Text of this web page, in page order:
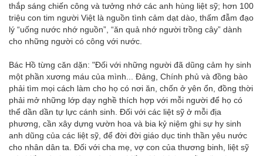
thắp sáng chiến công và tưởng nhớ các anh hùng liệt sỹ; hơn 100
triệu con tim người Việt là nguồn tình cảm dạt dào, thấm đẫm đạo
lý “uống nước nhớ nguồn”, “ăn quả nhớ người trồng cây” dành
cho những người có công với nước.
Bác Hồ từng căn dặn: "Đối với những người đã dũng cảm hy sinh
một phần xương máu của mình... Đảng, Chính phủ và đồng bào
phải tìm mọi cách làm cho họ có nơi ăn, chốn ở yên ổn, đồng thời
phải mở những lớp dạy nghề thích hợp với mỗi người để họ có
thể dần dần tự lực cánh sinh. Đối với các liệt sỹ ở mỗi địa
phương, cần xây dựng vườn hoa và bia kỷ niệm ghi sự hy sinh
anh dũng của các liệt sỹ, để đời đời giáo dục tinh thần yêu nước
cho nhân dân ta. Đối với cha mẹ, vợ con của thương binh, liệt sỹ